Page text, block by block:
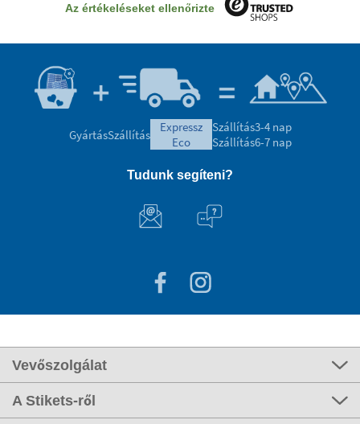
Az értékeléseket ellenőrizte
GyártásSzállítás
expressz
eco
Szállítás3-4 nap
Szállítás6-7 nap
Tudunk segíteni?
Vevőszolgálat
A Stikets-ről